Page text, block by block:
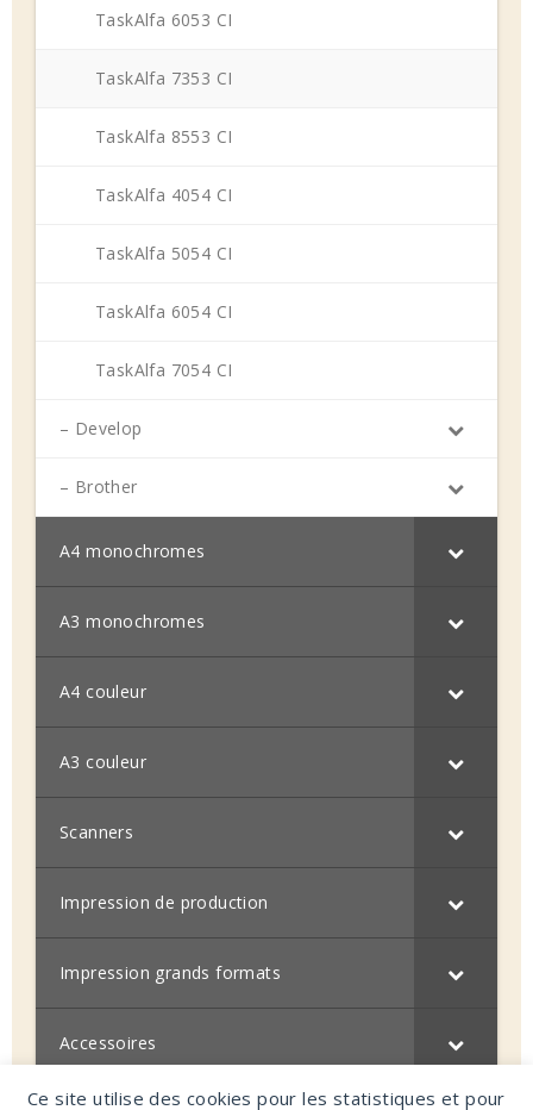
Ce site utilise des cookies pour les statistiques et pour
TaskAlfa 6053 CI
TaskAlfa 7353 CI
TaskAlfa 8553 CI
TaskAlfa 4054 CI
TaskAlfa 5054 CI
TaskAlfa 6054 CI
TaskAlfa 7054 CI
– Develop
– Brother
A4 monochromes
A3 monochromes
A4 couleur
A3 couleur
Scanners
Impression de production
Impression grands formats
Accessoires